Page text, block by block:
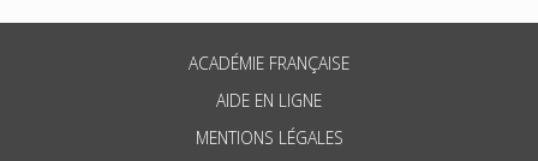
ACADÉMIE FRANÇAISE
AIDE EN LIGNE
MENTIONS LÉGALES